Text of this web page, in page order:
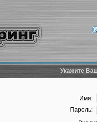
Укажите
Имя:
Пароль: